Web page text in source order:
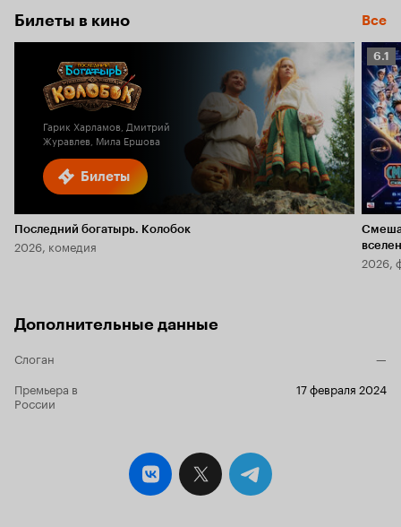
Билеты в кино Все
Билеты
Гарик Харламов, Дмитрий
Журавлев, Мила Ершова
Последний богатырь. Колобок
2026, комедия
6.1
6.1
2026,
Дополнительные данные
Слоган
—
Премьера в
России
17 февраля 2024